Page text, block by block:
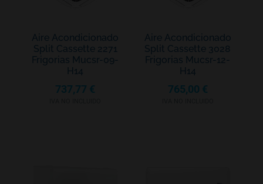
Aire Acondicionado
Split Cassette 2271
Frigorias Mucsr-09-
H14
737,77 €
Aire Acondicionado
Split Cassette 3028
Frigorias Mucsr-12-
H14
765,00 €